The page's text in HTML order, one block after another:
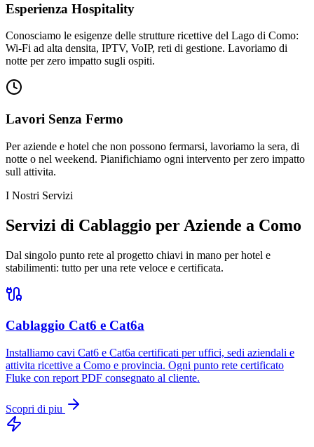
Esperienza Hospitality
Conosciamo le esigenze delle strutture ricettive del Lago di Como:
Wi-Fi ad alta densita, IPTV, VoIP, reti di gestione. Lavoriamo di
notte per zero impatto sugli ospiti.
Lavori Senza Fermo
Per aziende e hotel che non possono fermarsi, lavoriamo la sera, di
notte o nel weekend. Pianifichiamo ogni intervento per zero impatto
sull attivita.
I Nostri Servizi
Servizi di Cablaggio per Aziende a Como
Dal singolo punto rete al progetto chiavi in mano per hotel e
stabilimenti: tutto per una rete veloce e certificata.
Cablaggio Cat6 e Cat6a
Installiamo cavi Cat6 e Cat6a certificati per uffici, sedi aziendali e
attivita ricettive a Como e provincia. Ogni punto rete certificato
Fluke con report PDF consegnato al cliente.
Scopri di piu